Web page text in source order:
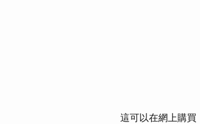
這可以在網上購買